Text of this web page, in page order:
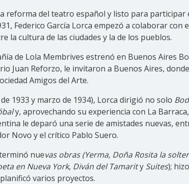
reforma del teatro español y listo para participar
Federico García Lorca empezó a colaborar con
cultura de las ciudades y la de los pueblos.
de Lola Membrives estrenó en Buenos Aires
Juan Reforzo, le invitaron a Buenos Aires,
Amigos del Arte.
1933 y marzo de 1934), Lorca dirigió no solo
y, aprovechando su experiencia con La
le deparó una serie de amistades nuevas,
Novo y el crítico Pablo Suero.
nuevas obras (Yerma, Doña Rosita la
en Nueva York, Diván del Tamarity Suites);
varios proyectos.